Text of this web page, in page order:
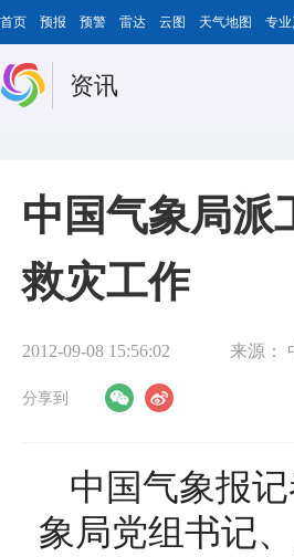
首页 预报 预警 雷达 云图 天气地图 专
资讯
中国气象局派
救灾工作
2012-09-08 15:56:02 来源：
分享到
中国气象报
象局党组书记